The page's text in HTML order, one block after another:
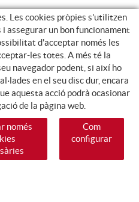
Les cookies pròpies s'utilitzen
assegurar un bon funcionament
d'acceptar només les
les totes. A més té la
navegador podent, si així ho
en el seu disc dur, encara
aquesta acció podrà ocasionar
de la pàgina web.
només
Com
configurar